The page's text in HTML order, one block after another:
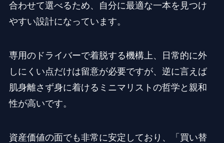
合わせて選べるため、自分に最適な一本を見つけ
やすい設計になっています。
専用のドライバーで着脱する機構上、日常的に外
しにくい点だけは留意が必要ですが、逆に言えば
肌身離さず身に着けるミニマリストの哲学と親和
性が高いです。
資産価値の面でも非常に安定しており、「買い替